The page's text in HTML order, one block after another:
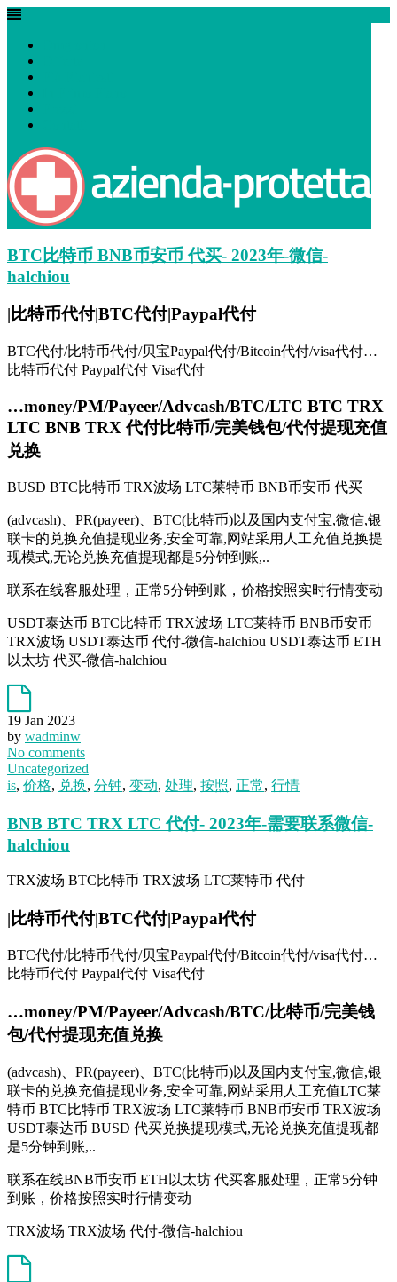
Tag:
Dispositivi di sicurezza e Mascherine Coronavirus
20 Jan 2023
bywadminw
No comments
Uncategorized
,价格,兑换
BTC比特币 BNB币安币 代买- 2023年-微信-
halchiou
|比特币代付|BTC代付|Paypal代付
BTC代付/比特币代付/贝宝Paypal代付/Bitcoin代付/visa代付…
比特币代付 Paypal代付 Visa代付
…money/PM/Payeer/Advcash/BTC/LTC BTC TRX
LTC BNB TRX 代付比特币/完美钱包/代付提现充值
兑换
BUSD BTC比特币 TRX波场 LTC莱特币 BNB币安币 代买
(advcash)、PR(payeer)、BTC(比特币)以及国内支付宝,微信,银
联卡的兑换充值提现业务,安全可靠,网站采用人工充值兑换提
现模式,无论兑换充值提现都是5分钟到账,..
联系在线客服处理，正常5分钟到账，价格按照实时行情变动
USDT泰达币 BTC比特币 TRX波场 LTC莱特币 BNB币安币
TRX波场 USDT泰达币 代付-微信-halchiou USDT泰达币 ETH
以太坊 代买-微信-halchiou
19 Jan 2023
by wadminw
No comments
Uncategorized
is, 价格, 兑换, 分钟, 变动, 处理, 按照, 正常, 行情
BNB BTC TRX LTC 代付- 2023年-需要联系微信-
halchiou
TRX波场 BTC比特币 TRX波场 LTC莱特币 代付
|比特币代付|BTC代付|Paypal代付
BTC代付/比特币代付/贝宝Paypal代付/Bitcoin代付/visa代付…
比特币代付 Paypal代付 Visa代付
…money/PM/Payeer/Advcash/BTC/比特币/完美钱
包/代付提现充值兑换
(advcash)、PR(payeer)、BTC(比特币)以及国内支付宝,微信,银
联卡的兑换充值提现业务,安全可靠,网站采用人工充值LTC莱
特币 BTC比特币 TRX波场 LTC莱特币 BNB币安币 TRX波场
USDT泰达币 BUSD 代买兑换提现模式,无论兑换充值提现都
是5分钟到账,..
联系在线BNB币安币 ETH以太坊 代买客服处理，正常5分钟
到账，价格按照实时行情变动
TRX波场 TRX波场 代付-微信-halchiou